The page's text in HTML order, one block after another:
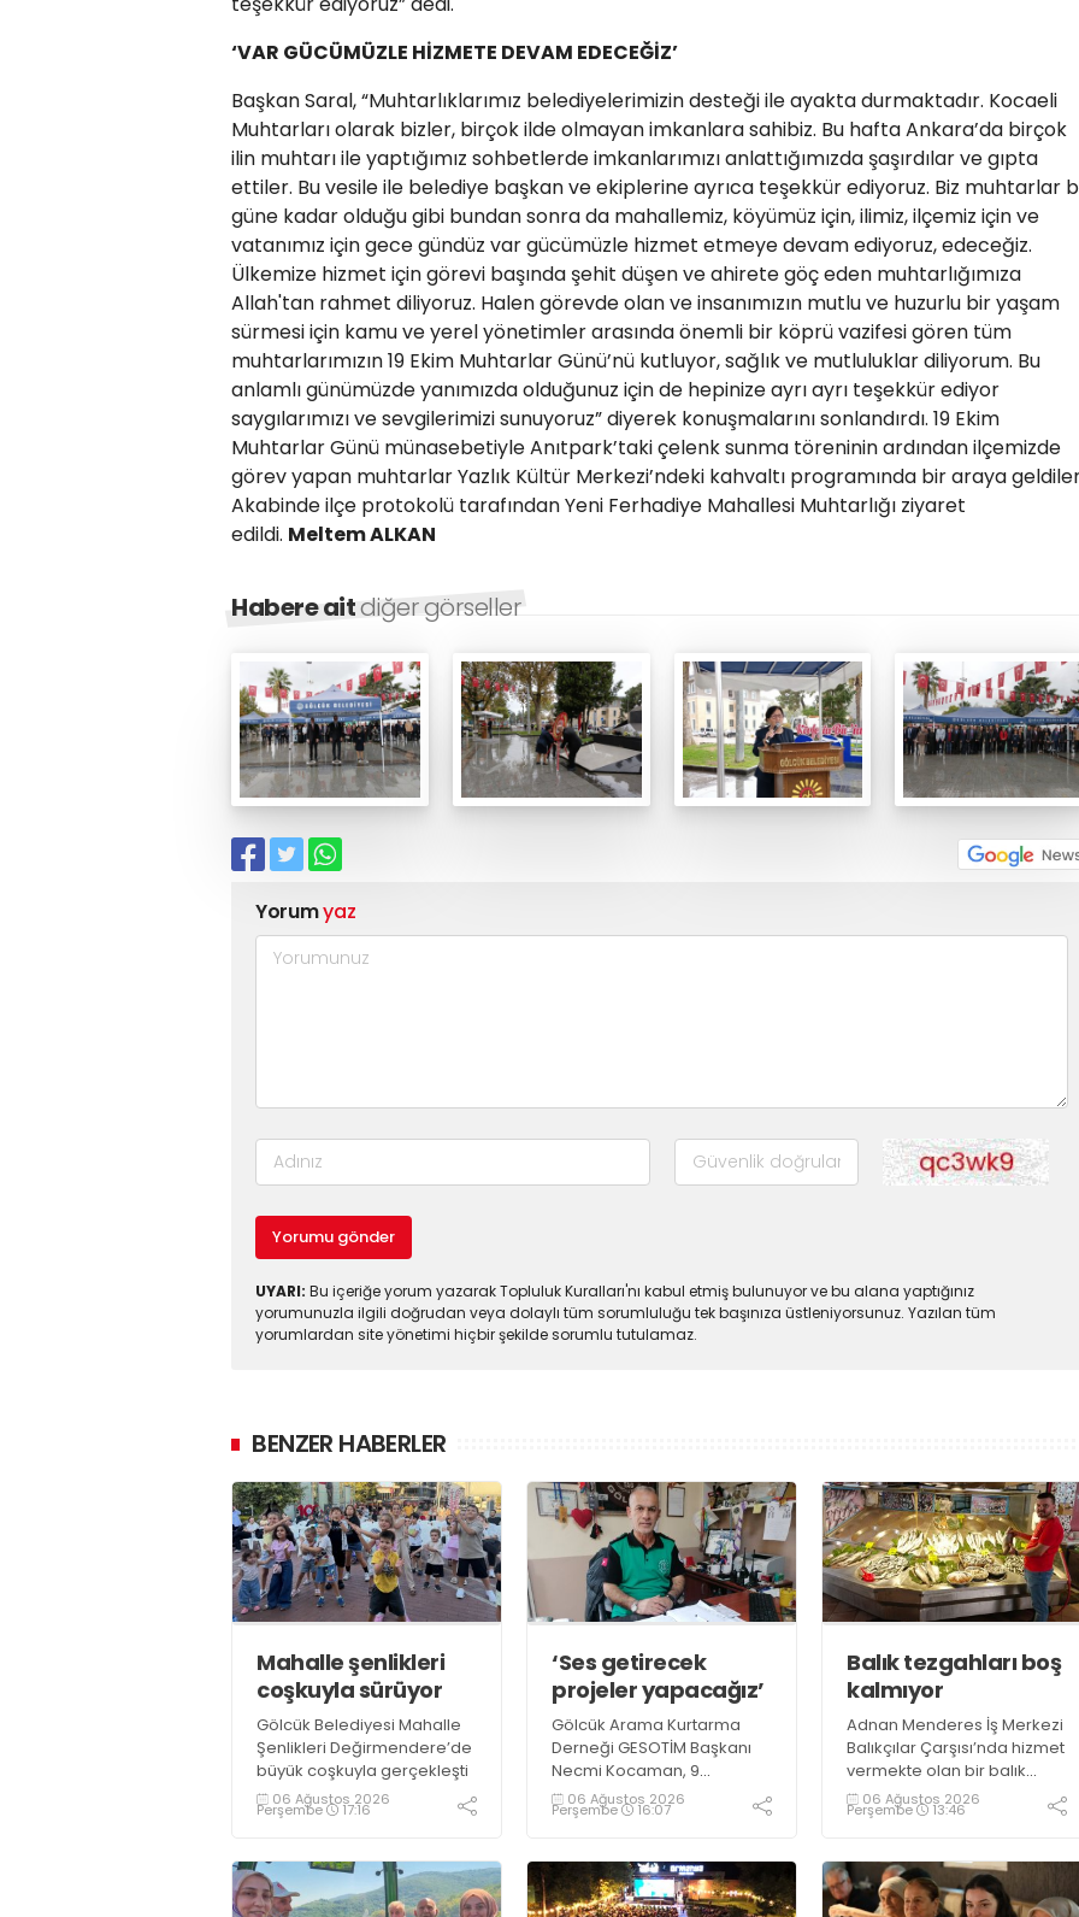
‘VAR GÜCÜMÜZLE HİZMETE DEVAM EDECEĞİZ’
Başkan Saral, “Muhtarlıklarımız belediyelerimizin desteği ile ayakta durmaktadır. Kocaeli
Muhtarları olarak bizler, birçok ilde olmayan imkanlara sahibiz. Bu hafta Ankara’da birçok
ilin muhtarı ile yaptığımız sohbetlerde imkanlarımızı anlattığımızda şaşırdılar ve gıpta
ettiler. Bu vesile ile belediye başkan ve ekiplerine ayrıca teşekkür ediyoruz. Biz muhtarlar
güne kadar olduğu gibi bundan sonra da mahallemiz, köyümüz için, ilimiz, ilçemiz için ve
vatanımız için gece gündüz var gücümüzle hizmet etmeye devam ediyoruz, edeceğiz.
Ülkemize hizmet için görevi başında şehit düşen ve ahirete göç eden muhtarlığımıza
Allah'tan rahmet diliyoruz. Halen görevde olan ve insanımızın mutlu ve huzurlu bir yaşam
sürmesi için kamu ve yerel yönetimler arasında önemli bir köprü vazifesi gören tüm
muhtarlarımızın 19 Ekim Muhtarlar Günü’nü kutluyor, sağlık ve mutluluklar diliyorum. Bu
anlamlı günümüzde yanımızda olduğunuz için de hepinize ayrı ayrı teşekkür ediyor
saygılarımızı ve sevgilerimizi sunuyoruz” diyerek konuşmalarını sonlandırdı. 19 Ekim
Muhtarlar Günü münasebetiyle Anıtpark’taki çelenk sunma töreninin ardından ilçemizde
görev yapan muhtarlar Yazlık Kültür Merkezi’ndeki kahvaltı programında bir araya
Akabinde ilçe protokolü tarafından Yeni Ferhadiye Mahallesi Muhtarlığı ziyaret
edildi. Meltem ALKAN
Habere aitdiğer görseller
Yorumyaz
Yorumu gönder
UYARI: Bu içeriğe yorum yazarak Topluluk Kuralları'nı kabul etmiş bulunuyor ve bu alana yaptığınız
yorumunuzla ilgili doğrudan veya dolaylı tüm sorumluluğu tek başınıza üstleniyorsunuz. Yazılan tüm
yorumlardan site yönetimi hiçbir şekilde sorumlu tutulamaz.
BENZER HABERLER
Mahalle şenlikleri
coşkuyla sürüyor
Gölcük Belediyesi Mahalle
Şenlikleri Değirmendere’de
büyük coşkuyla gerçekleşti
06 Ağustos 2026
Perşembe 17:16
‘Ses getirecek
projeler yapacağız’
Gölcük Arama Kurtarma
Derneği GESOTİM Başkanı
Necmi Kocaman, 9
Ağustos’ta gerçekleşecek
sınavın ardından 4. Akredite
tamamlayacaklarını ifade
ederek açıklamalarda
bulundu. Kocaman,
06 Ağustos 2026
Perşembe 16:07
Balık tezgahları boş
kalmıyor
Adnan Menderes İş Merkezi
Balıkçılar Çarşısı’nda hizmet
vermekte olan bir balık
restoranının işletme
sahiplerinden Emrah
tezgahlarda taze balık
bulunduğunu ifade ederek
“Yıl boyunca tezgahlarda
06 Ağustos 2026
Perşembe 13:46